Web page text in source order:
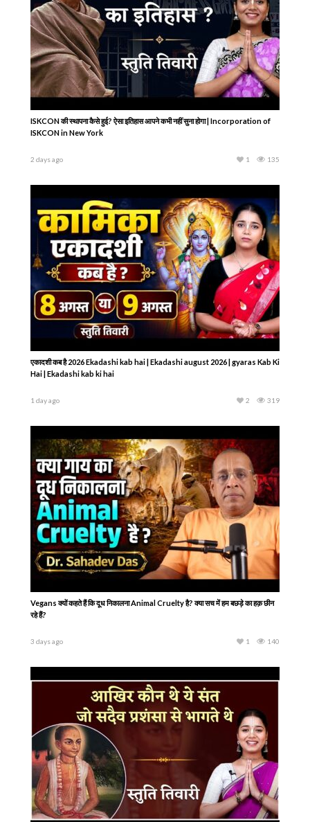
ISKCON की स्थापना कैसे हुई? ऐसा इतिहास आपने कभी नहीं सुना होगा | Incorporation of
ISKCON in New York
2 days ago 135
1
एकादशी कब है 2026 Ekadashi kab hai | Ekadashi august 2026 | gyaras Kab Ki
Hai | Ekadashi kab ki hai
1 day ago 319
2
Vegans क्यों कहते हैं कि दूध निकालना Animal Cruelty है? क्या सच में हम बछड़े का हक़ छीन
रहे हैं?
3 days ago 140
1